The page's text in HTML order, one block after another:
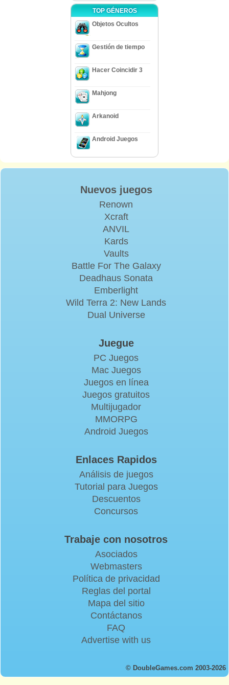
TOP GÉNEROS
Objetos Ocultos
Gestión de tiempo
Hacer Coincidir 3
Mahjong
Arkanoid
Android Juegos
Nuevos juegos
Renown
Xcraft
ANVIL
Kards
Vaults
Battle For The Galaxy
Deadhaus Sonata
Emberlight
Wild Terra 2: New Lands
Dual Universe
Juegue
PC Juegos
Mac Juegos
Juegos en línea
Juegos gratuitos
Multijugador
MMORPG
Android Juegos
Enlaces Rapidos
Análisis de juegos
Tutorial para Juegos
Descuentos
Concursos
Trabaje con nosotros
Asociados
Webmasters
Política de privacidad
Reglas del portal
Mapa del sitio
Contáctanos
FAQ
Advertise with us
© DoubleGames.com 2003-2026